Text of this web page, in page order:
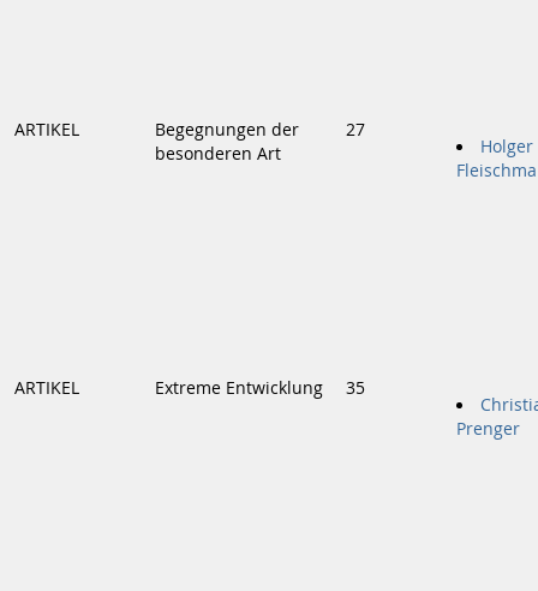
ARTIKEL
Begegnungen der
besonderen Art
27
Holger
ARTIKEL Extreme Entwicklung 35
Prenger